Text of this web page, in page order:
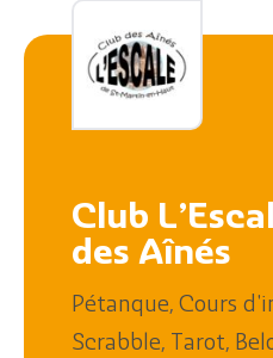
Club
des Aînés
Pétanque, Cours
Scrabble, Tarot,